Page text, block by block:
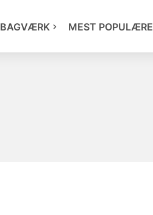
BAGVÆRK MEST POPULÆRE